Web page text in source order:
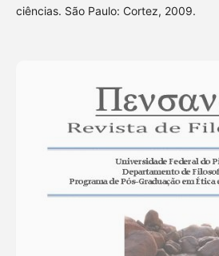
ciências. São Paulo: Cortez, 2009.